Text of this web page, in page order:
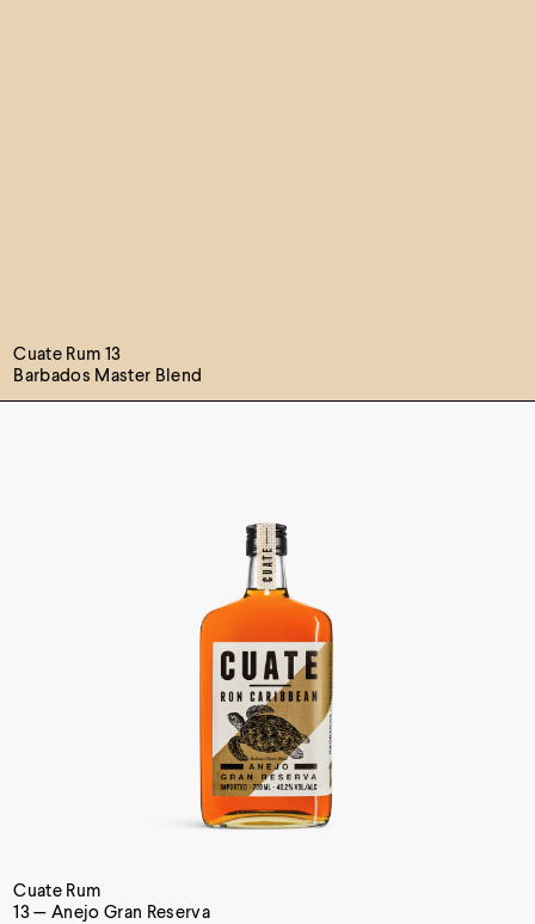
Cuate Rum 13
Barbados Master Blend
Cuate Rum
13 — Anejo Gran Reserva